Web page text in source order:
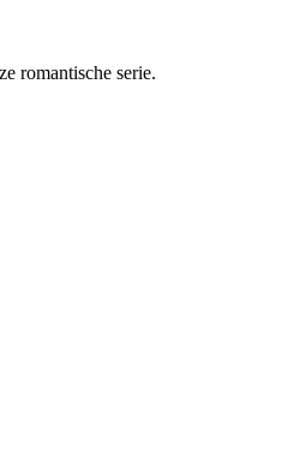
romantische serie.